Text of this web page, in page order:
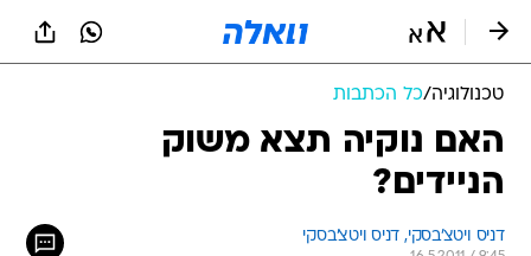
טכנולוגיה/כל הכתבות
האם נוקיה תצא משוק
הניידים?
דניס ויטצ'בסקי, דניס ויטצ'בסקי